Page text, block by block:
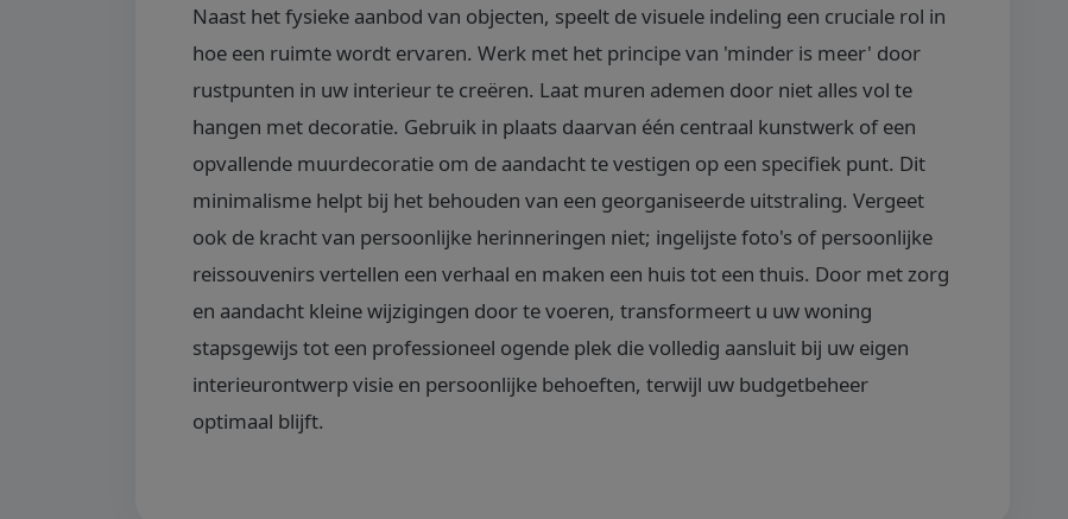
Naast het fysieke aanbod van objecten, speelt de visuele indeling een cruciale rol in
hoe een ruimte wordt ervaren. Werk met het principe van 'minder is meer' door
rustpunten in uw interieur te creëren. Laat muren ademen door niet alles vol te
hangen met decoratie. Gebruik in plaats daarvan één centraal kunstwerk of een
opvallende muurdecoratie om de aandacht te vestigen op een specifiek punt. Dit
minimalisme helpt bij het behouden van een georganiseerde uitstraling. Vergeet
ook de kracht van persoonlijke herinneringen niet; ingelijste foto's of persoonlijke
reissouvenirs vertellen een verhaal en maken een huis tot een thuis. Door met zorg
en aandacht kleine wijzigingen door te voeren, transformeert u uw woning
stapsgewijs tot een professioneel ogende plek die volledig aansluit bij uw eigen
interieurontwerp visie en persoonlijke behoeften, terwijl uw budgetbeheer
optimaal blijft.